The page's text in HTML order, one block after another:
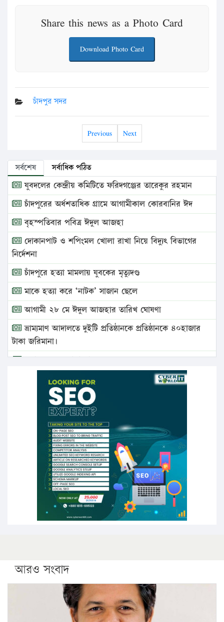
Share this news as a Photo Card
Download Photo Card
চাঁদপুর সদর
Previous Next
সর্বশেষ সর্বাধিক পঠিত
যুবদলের কেন্দ্রীয় কমিটিতে ফরিদগঞ্জের তারেকুর রহমান
চাঁদপুরের অর্ধশতাধিক গ্রামে আগামীকাল কোরবানির ঈদ
বৃহস্পতিবার পবিত্র ঈদুল আজহা
দোকানপাট ও শপিংমল খোলা রাখা নিয়ে বিদ্যুৎ বিভাগের
নির্দেশনা
চাঁদপুরে হত্যা মামলায় যুবকের মৃত্যুদণ্ড
মাকে হত্যা করে ‘নাটক’ সাজান ছেলে
আগামী ২৮ মে ঈদুল আজহার তারিখ ঘোষণা
ভ্রাম্যমাণ আদালতে দুইটি প্রতিষ্ঠানকে প্রতিষ্ঠানকে ৪০হাজার
টাকা জরিমানা।
এবার লঞ্চের ভাড়া বাড়ল
১৭ থেকে ২১ শতাংশ বিদ্যুতের দাম বাড়ানোর প্রস্তাব পিডিবির
১৬ মে চাঁদপুর ও ২৫ মে ফেনী সফরে যাবেন প্রধানমন্ত্রী
উচ্চশিক্ষায় গৌরবময় অর্জন: পূর্ণ স্কলারশিপে যুক্তরাষ্ট্রে
পিএইচডি করছেন কুয়েটের কৃতি…
সারা দেশে বজ্রাঘাতে ১৪ জনের প্রাণহানি
কঠোর হচ্ছে এসএসসি ও এইচএসসি পরীক্ষা
ফরিদগঞ্জে আগুনে পুড়লো ৬ ব্যবসা প্রতিষ্ঠান
আরও সংবাদ